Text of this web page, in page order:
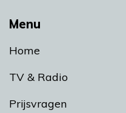
Menu
Home
TV & Radio
Prijsvragen